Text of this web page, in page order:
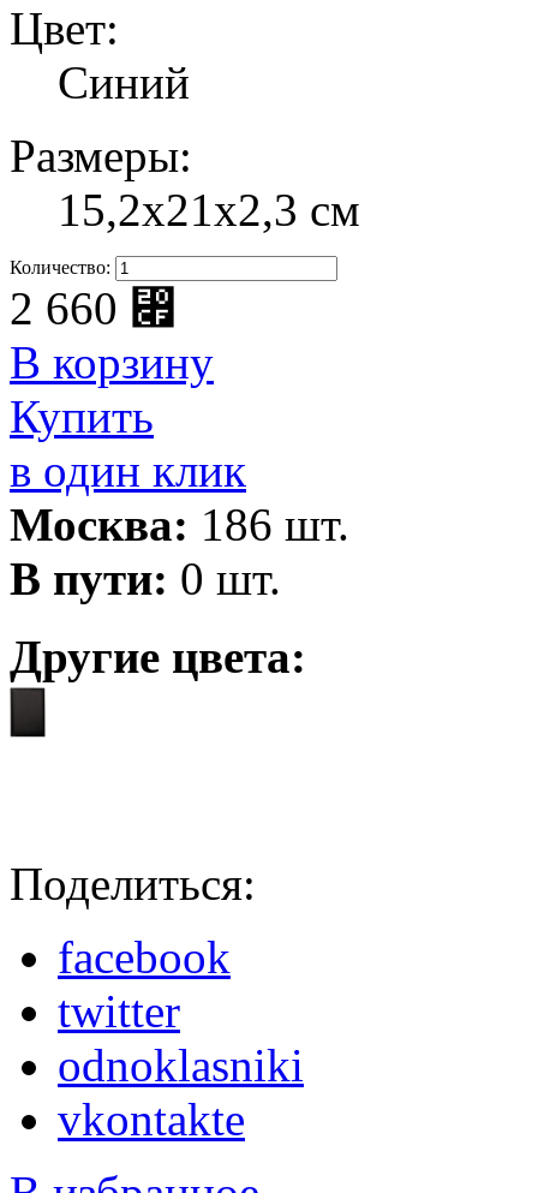
Цвет:
Синий
Размеры:
15,2х21х2,3 см
Количество:
2 660 ⃏
В корзину
Купить
в один клик
Москва: 186 шт.
В пути: 0 шт.
Другие цвета:
Поделиться:
facebook
twitter
odnoklasniki
vkontakte